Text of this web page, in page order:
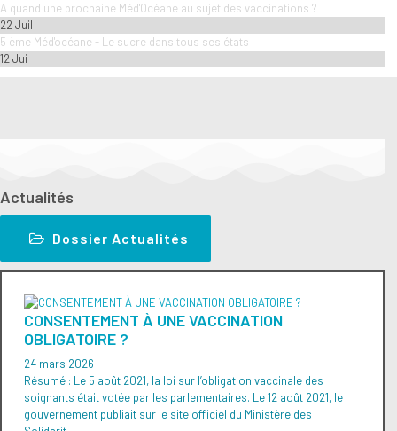
A quand une prochaine Méd'Océane au sujet des vaccinations ?
22 Juil
5 ème Méd'océane - Le sucre dans tous ses états
12 Jui
Actualités
Dossier Actualités
CONSENTEMENT À UNE VACCINATION
OBLIGATOIRE ?
24 mars 2026
Résumé : Le 5 août 2021, la loi sur l’obligation vaccinale des
soignants était votée par les parlementaires. Le 12 août 2021, le
gouvernement publiait sur le site officiel du Ministère des